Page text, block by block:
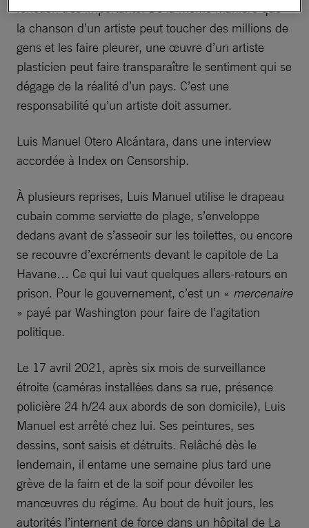
fonction très importante. De la même manière que
la chanson d’un artiste peut toucher des millions de
gens et les faire pleurer, une œuvre d’un artiste
plasticien peut faire transparaître le sentiment qui se
dégage de la réalité d’un pays. C’est une
responsabilité qu’un artiste doit assumer.
Luis Manuel Otero Alcántara, dans une interview
accordée à Index on Censorship.
À plusieurs reprises, Luis Manuel utilise le drapeau
cubain comme serviette de plage, s’enveloppe
dedans avant de s’asseoir sur les toilettes, ou encore
se recouvre d’excréments devant le capitole de La
Havane… Ce qui lui vaut quelques allers-retours en
prison. Pour le gouvernement, c’est un « mercenaire
» payé par Washington pour faire de l’agitation
politique.
Le 17 avril 2021, après six mois de surveillance
étroite (caméras installées dans sa rue, présence
policière 24 h/24 aux abords de son domicile), Luis
Manuel est arrêté chez lui. Ses peintures, ses
dessins, sont saisis et détruits. Relâché dès le
lendemain, il entame une semaine plus tard une
grève de la faim et de la soif pour dévoiler les
manœuvres du régime. Au bout de huit jours, les
autorités l’internent de force dans un hôpital de La